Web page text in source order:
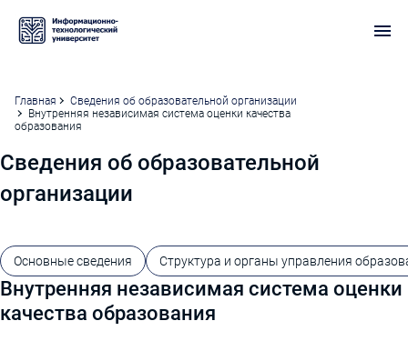
Главная
Сведения об образовательной организации
Внутренняя независимая система оценки качества
образования
Сведения об образовательной
организации
Основные сведения
Структура и органы управления
организацией
Внутренняя независимая система оценки
качества образования